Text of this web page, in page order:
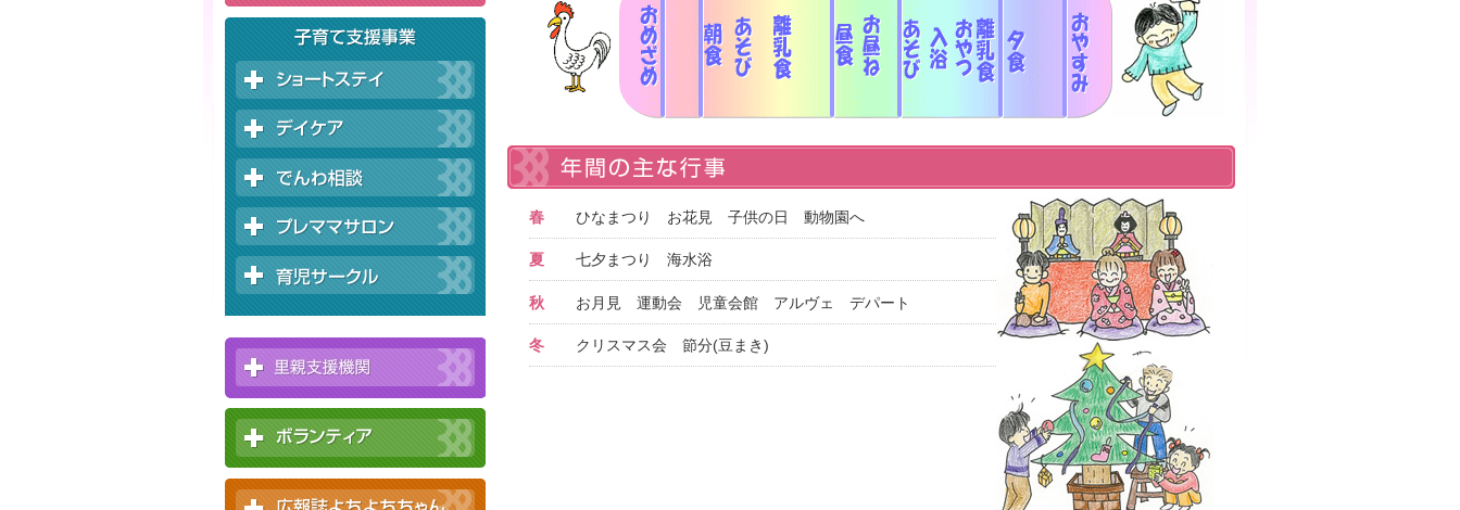
春 ひなまつり お花見 子供の日 動物園へ
夏 七夕まつり 海水浴
秋 お月見 運動会 児童会館 アルヴェ デパート
冬 クリスマス会 節分(豆まき)